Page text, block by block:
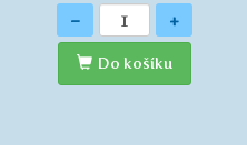
Množství
- +
Do košíku